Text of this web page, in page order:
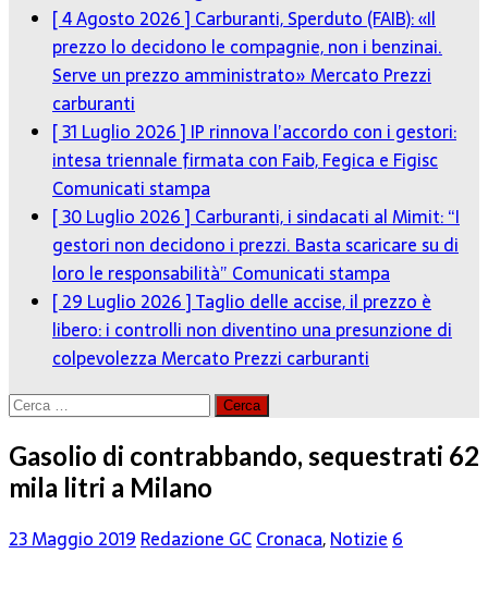
[ 4 Agosto 2026 ]Carburanti, Sperduto (FAIB): «Il
prezzo lo decidono le compagnie, non i benzinai.
Serve un prezzo amministrato»Mercato Prezzi
carburanti
[ 31 Luglio 2026 ]IP rinnova l’accordo con i gestori:
intesa triennale firmata con Faib, Fegica e Figisc
Comunicati stampa
[ 30 Luglio 2026 ]Carburanti, i sindacati al Mimit: “I
gestori non decidono i prezzi. Basta scaricare su di
loro le responsabilità”Comunicati stampa
[ 29 Luglio 2026 ]Taglio delle accise, il prezzo è
libero: i controlli non diventino una presunzione di
colpevolezzaMercato Prezzi carburanti
Ricerca
Gasolio di contrabbando, sequestrati 62
mila litri a Milano
23 Maggio 2019 Redazione GCCronaca,Notizie 6